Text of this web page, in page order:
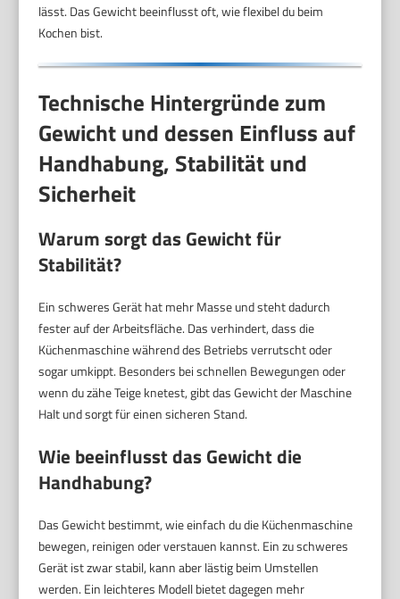
lässt. Das Gewicht beeinflusst oft, wie flexibel du beim
Kochen bist.
Technische Hintergründe zum
Gewicht und dessen Einfluss auf
Handhabung, Stabilität und
Sicherheit
Warum sorgt das Gewicht für
Stabilität?
Ein schweres Gerät hat mehr Masse und steht dadurch
fester auf der Arbeitsfläche. Das verhindert, dass die
Küchenmaschine während des Betriebs verrutscht oder
sogar umkippt. Besonders bei schnellen Bewegungen oder
wenn du zähe Teige knetest, gibt das Gewicht der Maschine
Halt und sorgt für einen sicheren Stand.
Wie beeinflusst das Gewicht die
Handhabung?
Das Gewicht bestimmt, wie einfach du die Küchenmaschine
bewegen, reinigen oder verstauen kannst. Ein zu schweres
Gerät ist zwar stabil, kann aber lästig beim Umstellen
werden. Ein leichteres Modell bietet dagegen mehr